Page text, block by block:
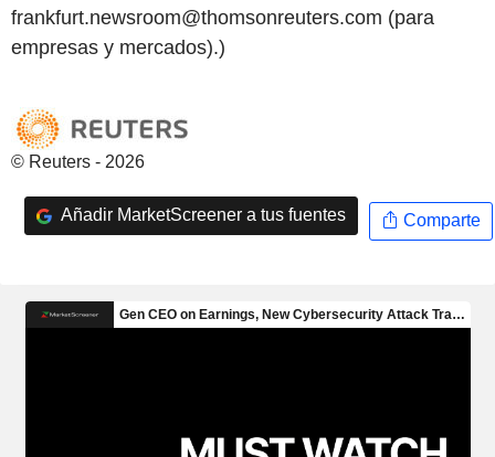
frankfurt.newsroom@thomsonreuters.com (para
empresas y mercados).)
© Reuters - 2026
Añadir MarketScreener a tus fuentes Comparte